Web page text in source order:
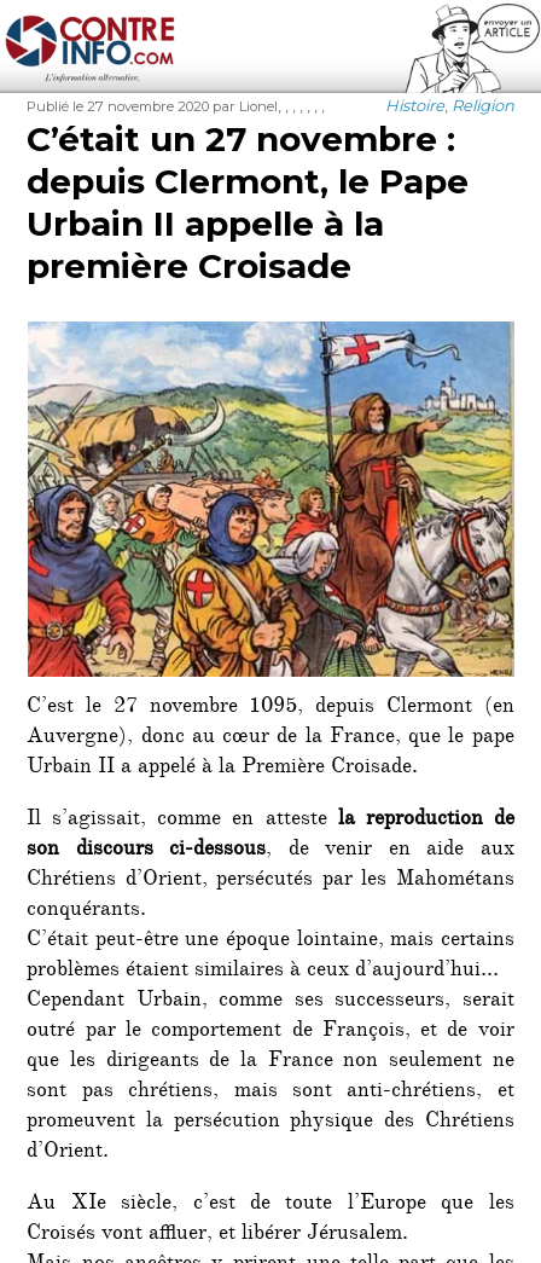
Contre-Info
Publié
le
Publié le 27 novembre 2020 Auteur
par Lionel Catégories
Histoire, Religion
C’était un 27 novembre :
depuis Clermont, le Pape
Urbain II appelle à la
première Croisade
C’est le 27 novembre 1095, depuis Clermont (en
Auvergne), donc au cœur de la France, que le pape
Urbain II a appelé à la Première Croisade.
Il s’agissait, comme en atteste la reproduction de
son discours ci-dessous, de venir en aide aux
Chrétiens d’Orient, persécutés par les Mahométans
conquérants.
C’était peut-être une époque lointaine, mais certains
problèmes étaient similaires à ceux d’aujourd’hui…
Cependant Urbain, comme ses successeurs, serait
outré par le comportement de François, et de voir
que les dirigeants de la France non seulement ne
sont pas chrétiens, mais sont anti-chrétiens, et
promeuvent la persécution physique des Chrétiens
d’Orient.
Au XIe siècle, c’est de toute l’Europe que les
Croisés vont affluer, et libérer Jérusalem.